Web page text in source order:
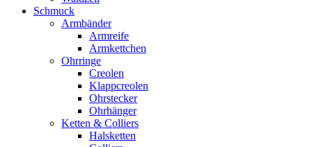
Schmuck
Armbänder
Armreife
Armkettchen
Ohrringe
Creolen
Klappcreolen
Ohrstecker
Ohrhänger
Ketten & Colliers
Halsketten